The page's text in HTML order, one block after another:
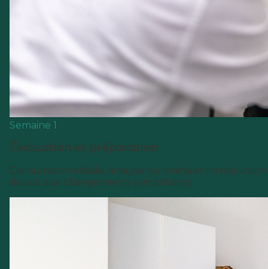
Semaine 1
Évaluation et préparation
Consultation initiale, analyse du dosha et introduction
douce aux changements alimentaires